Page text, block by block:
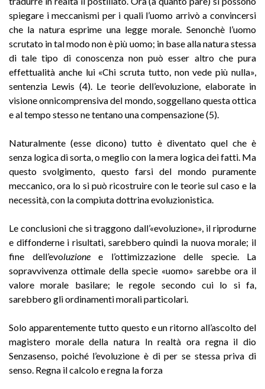
spiegare i meccanismi per i quali l’uomo arrivò a convincersi
che la natura esprime una legge morale. Senonchè l’uomo
scrutato in tal modo non è più uomo; in base alla natura stessa
di tale tipo di conoscenza non può esser altro che pura
effettualità anche lui «Chi scruta tutto, non vede più nulla»,
sentenzia Lewis (4). Le teorie dell’evoluzione, elaborate in
visione onnicomprensiva del mondo, soggellano questa ottica
e al tempo stesso ne tentano una compensazione (5).
Naturalmente (esse dicono) tutto è diventato quel che è
senza logica di sorta, o meglio con la mera logica dei fatti. Ma
questo svolgimento, questo farsi del mondo puramente
meccanico, ora lo si può ricostruire con le teorie sul caso e la
necessità, con la compiuta dottrina evoluzionistica.
Le conclusioni che si traggono dall’«evoluzione», il riprodurne
e diffonderne i risultati, sarebbero quindi la nuova morale; il
fine dell’evoluzione e l’ottimizzazione delle specie. La
sopravvivenza ottimale della specie «uomo» sarebbe ora il
valore morale basilare; le regole secondo cui lo si fa,
sarebbero gli ordinamenti morali particolari.
Solo apparentemente tutto questo e un ritorno all’ascolto del
magistero morale della natura In realtà ora regna il dio
Senzasenso, poiché l’evoluzione è di per se stessa priva di
senso. Regna il calcolo e regna la forza